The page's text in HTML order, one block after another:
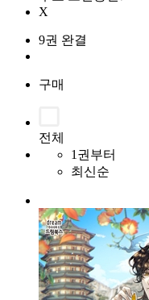
X
9권 완결
구매
전체
1권부터
최신순